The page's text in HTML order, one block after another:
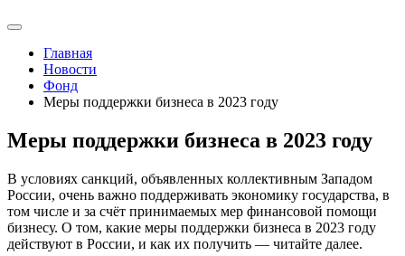
Главная
Новости
Фонд
Меры поддержки бизнеса в 2023 году
Меры поддержки бизнеса в 2023 году
В условиях санкций, объявленных коллективным Западом
России, очень важно поддерживать экономику государства, в
том числе и за счёт принимаемых мер финансовой помощи
бизнесу. О том, какие меры поддержки бизнеса в 2023 году
действуют в России, и как их получить — читайте далее.